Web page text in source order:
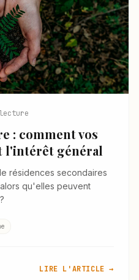
: comment vos
l'intérêt général
résidences secondaires
qu'elles peuvent
LIRE L'ARTICLE →